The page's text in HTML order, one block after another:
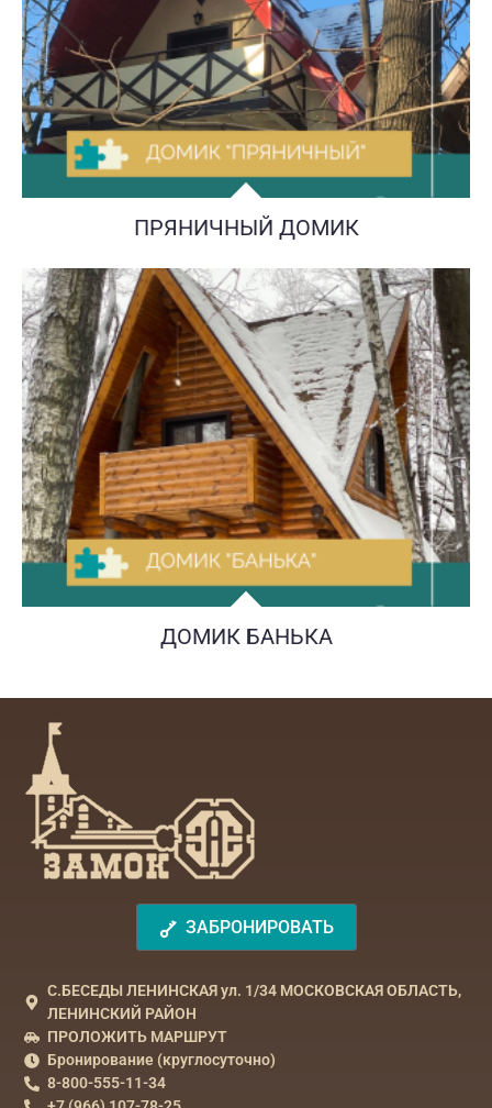
ПРЯНИЧНЫЙ ДОМИК
ДОМИК БАНЬКА
ЗАБРОНИРОВАТЬ
С.БЕСЕДЫ ЛЕНИНСКАЯ ул. 1/34 МОСКОВСКАЯ ОБЛАСТЬ,
ЛЕНИНСКИЙ РАЙОН
ПРОЛОЖИТЬ МАРШРУТ
Бронирование (круглосуточно)
8-800-555-11-34